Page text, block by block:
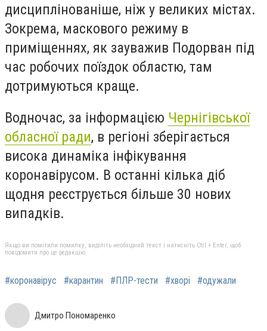
дисциплінованіше, ніж у великих містах.
Зокрема, маскового режиму в
приміщеннях, як зауважив Подорван під
час робочих поїздок областю, там
дотримуються краще.
Водночас, за інформацією Чернігівської
обласної ради, в регіоні зберігається
висока динаміка інфікування
коронавірусом. В останні кілька діб
щодня реєструється більше 30 нових
випадків.
Якщо ви помітили помилку, виділіть необхідний текст і натисніть Ctrl + Enter, щоб
повідомити про це редакцію
#коронавірус #карантин #ПЛР-тести #хворі #одужали
Дмитро Пономаренко